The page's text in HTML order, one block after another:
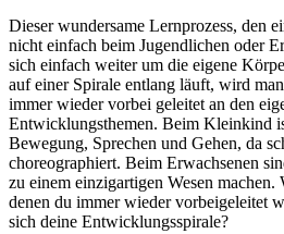
Dieser wundersame Lernprozess, den
nicht einfach beim Jugendlichen oder
sich einfach weiter um die eigene
auf einer Spirale entlang läuft, wird
immer wieder vorbei geleitet an den
Entwicklungsthemen. Beim Kleinkind
Bewegung, Sprechen und Gehen, da
choreographiert. Beim Erwachsenen
zu einem einzigartigen Wesen machen.
denen du immer wieder vorbeigeleitet
sich deine Entwicklungsspirale?